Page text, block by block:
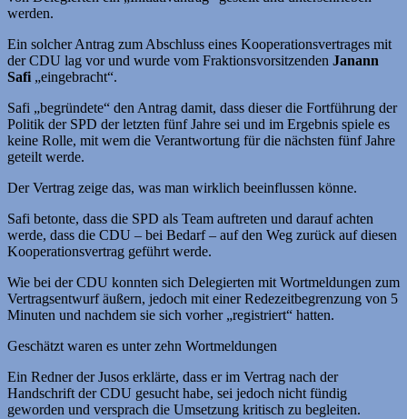
werden.
Ein solcher Antrag zum Abschluss eines Kooperationsvertrages mit
der CDU lag vor und wurde vom Fraktionsvorsitzenden Janann
Safi „eingebracht“.
Safi „begründete“ den Antrag damit, dass dieser die Fortführung der
Politik der SPD der letzten fünf Jahre sei und im Ergebnis spiele es
keine Rolle, mit wem die Verantwortung für die nächsten fünf Jahre
geteilt werde.
Der Vertrag zeige das, was man wirklich beeinflussen könne.
Safi betonte, dass die SPD als Team auftreten und darauf achten
werde, dass die CDU – bei Bedarf – auf den Weg zurück auf diesen
Kooperationsvertrag geführt werde.
Wie bei der CDU konnten sich Delegierten mit Wortmeldungen zum
Vertragsentwurf äußern, jedoch mit einer Redezeitbegrenzung von 5
Minuten und nachdem sie sich vorher „registriert“ hatten.
Geschätzt waren es unter zehn Wortmeldungen
Ein Redner der Jusos erklärte, dass er im Vertrag nach der
Handschrift der CDU gesucht habe, sei jedoch nicht fündig
geworden und versprach die Umsetzung kritisch zu begleiten.